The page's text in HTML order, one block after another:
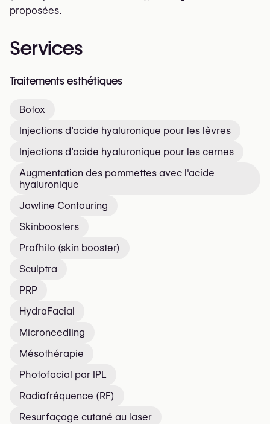
proposées.
Services
Traitements esthétiques
Botox
Injections d’acide hyaluronique pour les lèvres
Injections d’acide hyaluronique pour les cernes
Augmentation des pommettes avec l'acide
hyaluronique
Jawline Contouring
Skinboosters
Profhilo (skin booster)
Sculptra
PRP
HydraFacial
Microneedling
Mésothérapie
Photofacial par IPL
Radiofréquence (RF)
Resurfaçage cutané au laser